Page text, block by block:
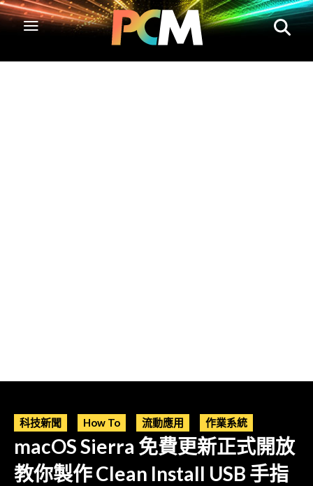
科技新聞 How To 流動應用 作業系統
macOS Sierra 免費更新正式開放
教你製作 Clean Install USB 手指